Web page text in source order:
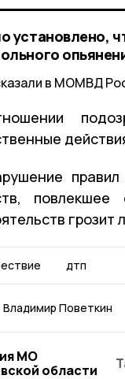
установлено,
в МОМВД
грозит
дтп
Владимир Поветкин
МО
области